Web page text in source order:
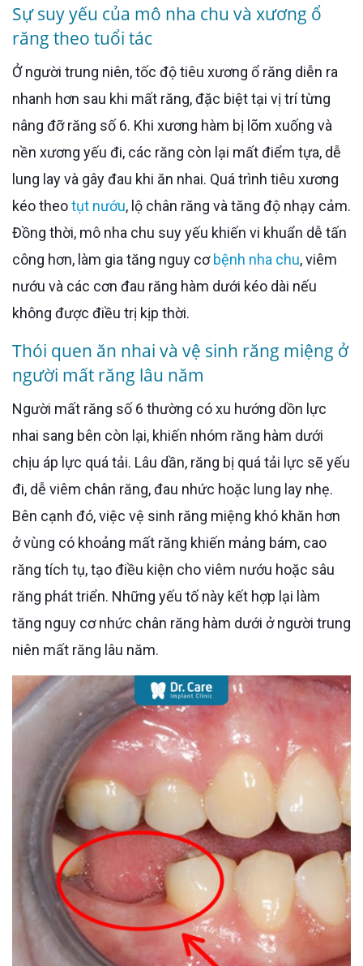
Sự suy yếu của mô nha chu và xương ổ
răng theo tuổi tác
Ở người trung niên, tốc độ tiêu xương ổ răng diễn ra
nhanh hơn sau khi mất răng, đặc biệt tại vị trí từng
nâng đỡ răng số 6. Khi xương hàm bị lõm xuống và
nền xương yếu đi, các răng còn lại mất điểm tựa, dễ
lung lay và gây đau khi ăn nhai. Quá trình tiêu xương
kéo theotụt nướu, lộ chân răng và tăng độ nhạy cảm.
Đồng thời, mô nha chu suy yếu khiến vi khuẩn dễ tấn
công hơn, làm gia tăng nguy cơ bệnh nha chu, viêm
nướu và các cơn đau răng hàm dưới kéo dài nếu
không được điều trị kịp thời.
Thói quen ăn nhai và vệ sinh răng miệng ở
người mất răng lâu năm
Người mất răng số 6 thường có xu hướng dồn lực
nhai sang bên còn lại, khiến nhóm răng hàm dưới
chịu áp lực quá tải. Lâu dần, răng bị quá tải lực sẽ yếu
đi, dễ viêm chân răng, đau nhức hoặc lung lay nhẹ.
Bên cạnh đó, việc vệ sinh răng miệng khó khăn hơn
ở vùng có khoảng mất răng khiến mảng bám, cao
răng tích tụ, tạo điều kiện cho viêm nướu hoặc sâu
răng phát triển. Những yếu tố này kết hợp lại làm
tăng nguy cơ nhức chân răng hàm dưới ở người trung
niên mất răng lâu năm.